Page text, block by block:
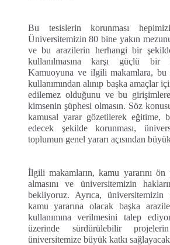
Bu tesislerin korunması
Üniversitemizin 80 bine yakın
ve bu arazilerin herhangi bir
kullanılmasına karşı güçlü bir
Kamuoyuna ve ilgili makamlara, bu
kullanımından alınıp başka amaçlar
edilemez olduğunu ve bu girişimlere
kimsenin şüphesi olmasın. Söz
kamusal yarar gözetilerek eğitime,
edecek şekilde korunması,
toplumun genel yararı açısından
İlgili makamların, kamu yararını
almasını ve üniversitemizin
bekliyoruz. Ayrıca, üniversitemizin
kamu yararına olacak başka
kullanımına verilmesini talep
üzerinde sürdürülebilir
üniversitemize büyük katkı